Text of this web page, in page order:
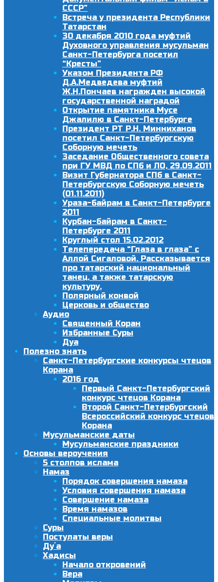
СССР”
Встреча у президента Республики
Татарстан
30 декабря 2010 года муфтий
Духовного управления мусульман
Санкт-Петербурга посетил
“Кресты”
Указом Президента РФ
Д.А.Медведева муфтий
Ж.Н.Пончаев награжден высокой
государственной наградой
Открытие памятника Мусе
Джалилю в Санкт-Петербурге
Президент РТ Р.Н. Минниханов
посетил Санкт-Петербургскую
Соборную мечеть
Заседание Общественного совета
при ГУ МВД по СПб и ЛО, 29.09.2011
Визит Губернатора СПб в Санкт-
Петербургскую Соборную мечеть
(01.11.2011)
Ураза-байрам в Санкт-Петербурге
2011
Курбан-байрам в Санкт-
Петербурге 2011
Круглый стол 15.02.2012
Телепередача “Глаза в глаза” с
Аллой Сигаловой. Рассказывается
про татарский национальный
танец, а также татарскую
культуру.
Полярный конвой
Церковь и общество
Аудио
Священный Коран
Избранные Суры
Дуа
Полезно знать
Санкт-Петербургские конкурсы чтецов
Корана
2016 год
Первый Санкт-Петербургский
конкурс чтецов Корана
Второй Санкт-Петербургский
Всероссийский конкурс чтецов
Корана
Мусульманские даты
Мусульманские праздники
Основы вероучения
5 столпов ислама
Намаз
Порядок совершения намаза
Условия совершения намаза
Совершение намаза
Время намазов
Специальные молитвы
Суры
Постулаты веры
Ду´а
Хадисы
Начало откровений
Вера